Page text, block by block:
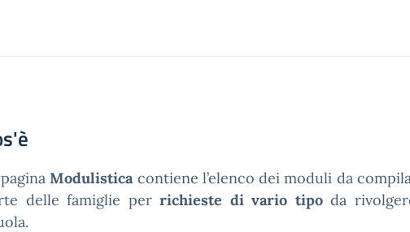
paginaModulisticacontiene l’elenco dei moduli da
delle famiglie per richieste di vario tipoda